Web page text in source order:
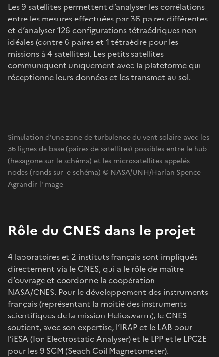
Les 9 satellites permettent d’analyser les corrélations
entre les mesures effectuées par 36 paires différentes
et d’analyser 126 configurations tétraédriques non
idéales (contre 6 paires et 1 tétraèdre pour les
missions à 4 satellites). Les petits satellites
communiquent uniquement avec la plateforme qui
réceptionne leurs données et les transmet au sol.
Simulation d’une zone de turbulence du vent solaire avec les
36 lignes de base (paires de satellites) possibles entre le hub
(hexagone sur le schéma) et les microsatellites appelés
nodes (ronds sur le schéma) © NASA/UNH/Harlan Spence
Agrandir l'image
Rôle du CNES dans le projet
4 laboratoires et 2 instituts français sont impliqués
directement via le CNES, qui a le rôle de maître
d’ouvrage et coordonne la coopération
NASA/CNES. Pour le développement des instruments
français (représentant la moitié des instruments
scientifiques de la mission Helioswarm), le CNES
soutient, avec son expertise, l’IRAP et le LAB pour
l’iESA (Ion Electrostatic Analyser) et le LPP et le LPC2E
pour les 9 SCM (Seach Coil Magnetometer).